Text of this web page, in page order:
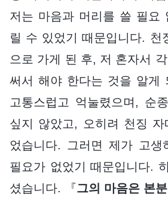
저는 마음과 머리를 쓸 필요
릴 수 있었기 때문입니다. 천
으로 가게 된 후, 저 혼자서
써서 해야 한다는 것을 알게
고통스럽고 억눌렸으며, 순
싶지 않았고, 오히려 천징 자
었습니다. 그러면 제가 고생
필요가 없었기 때문입니다.
셨습니다. 『그의 마음은 본